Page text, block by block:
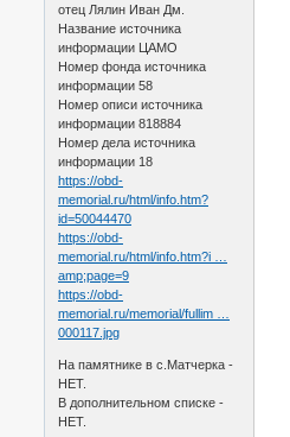
отец Лялин Иван Дм.
Название источника
информации ЦАМО
Номер фонда источника
информации 58
Номер описи источника
информации 818884
Номер дела источника
информации 18
https://obd-
memorial.ru/html/info.htm?
id=50044470
https://obd-
memorial.ru/html/info.htm?i …
amp;page=9
https://obd-
memorial.ru/memorial/fullim …
000117.jpg
На памятнике в с.Матчерка -
НЕТ.
В дополнительном списке -
НЕТ.